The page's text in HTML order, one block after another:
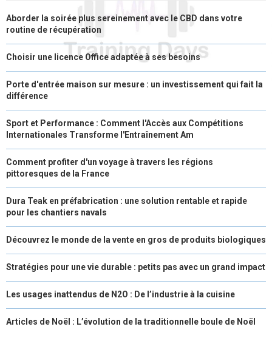
Aborder la soirée plus sereinement avec le CBD dans votre
routine de récupération
Choisir une licence Office adaptée à ses besoins
Porte d'entrée maison sur mesure : un investissement qui fait la
différence
Sport et Performance : Comment l'Accès aux Compétitions
Internationales Transforme l'Entraînement Am
Comment profiter d'un voyage à travers les régions
pittoresques de la France
Dura Teak en préfabrication : une solution rentable et rapide
pour les chantiers navals
Découvrez le monde de la vente en gros de produits biologiques
Stratégies pour une vie durable : petits pas avec un grand impact
Les usages inattendus de N2O : De l’industrie à la cuisine
Articles de Noël : L’évolution de la traditionnelle boule de Noël